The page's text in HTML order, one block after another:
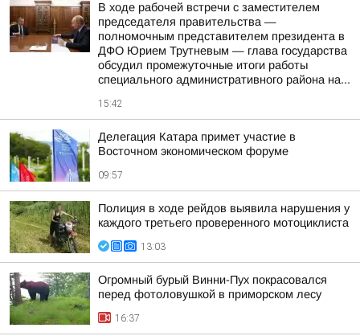
В ходе рабочей встречи с заместителем
председателя правительства —
полномочным представителем президента в
ДФО Юрием Трутневым — глава государства
обсудил промежуточные итоги работы
специального административного района на...
15:42
Делегация Катара примет участие в
Восточном экономическом форуме
09:57
Полиция в ходе рейдов выявила нарушения у
каждого третьего проверенного мотоциклиста
13:03
Огромный бурый Винни-Пух покрасовался
перед фотоловушкой в приморском лесу
16:37